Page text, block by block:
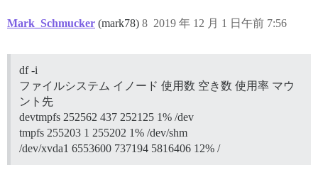
Mark_Schmucker (mark78) 2019 年 12 月 1 日午前 7:56
8
df -i
ファイルシステム イノード 使用数 空き数 使用率 マウ
ント先
devtmpfs 252562 437 252125 1% /dev
tmpfs 255203 1 255202 1% /dev/shm
/dev/xvda1 6553600 737194 5816406 12% /